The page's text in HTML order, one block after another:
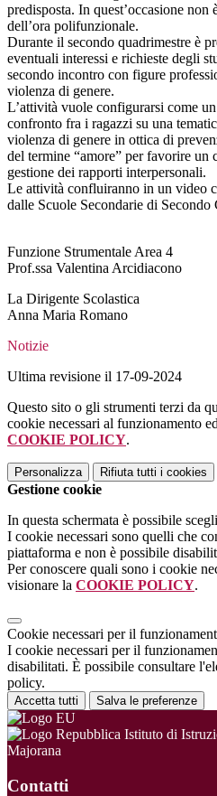
predisposta. In quest’occasione
dell’ora polifunzionale.
Durante il secondo quadrimestre è
eventuali interessi e richieste degli
secondo incontro con figure
violenza di genere.
L’attività vuole configurarsi come
confronto fra i ragazzi su una
violenza di genere in ottica di
del termine “amore” per favorire un
gestione dei rapporti interpersonali.
Le attività confluiranno in un video
dalle Scuole Secondarie di
Funzione Strumentale Area 4
Prof.ssa Valentina Arcidiacono
La Dirigente Scolastica
Anna Maria Romano
Notizie
Ultima revisione il 17-09-2024
Questo sito o gli strumenti terzi da
cookie necessari al funzionamento
COOKIE POLICY.
Personalizza Rifiuta tutti i cookies
Gestione cookie
In questa schermata è possibile
I cookie necessari sono quelli che
piattaforma e non è possibile
Per conoscere quali sono i cookie
visionare la COOKIE POLICY.
Cookie necessari per il
I cookie necessari per il
disabilitati. È possibile consultare
policy.
Accetta tutti Salva le preferenze
Istituto di
Majorana
Contatti